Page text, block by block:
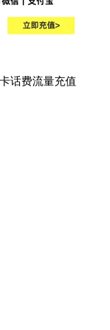
话费流量充值